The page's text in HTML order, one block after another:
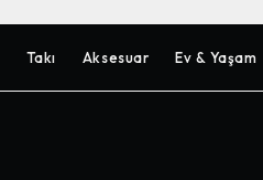
Takı Aksesuar Ev & Yaşam